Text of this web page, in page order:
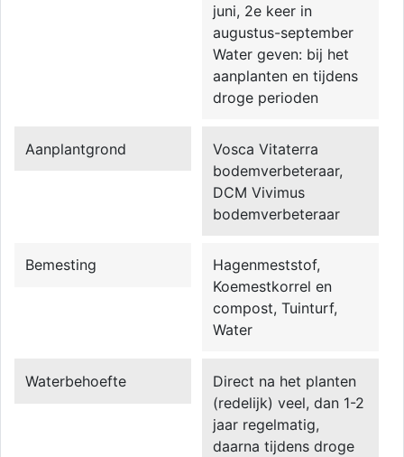
juni, 2e keer in
augustus-september
Water geven: bij het
aanplanten en tijdens
droge perioden
Aanplantgrond
Vosca Vitaterra
bodemverbeteraar,
DCM Vivimus
bodemverbeteraar
Bemesting
Hagenmeststof,
Koemestkorrel en
compost, Tuinturf,
Water
Waterbehoefte
Direct na het planten
(redelijk) veel, dan 1-2
jaar regelmatig,
daarna tijdens droge